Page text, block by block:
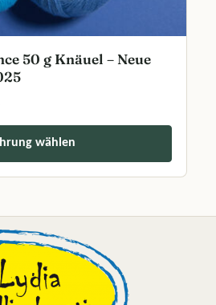
50 g Knäuel – Neue
7,00 € bis 8,75 €
wählen